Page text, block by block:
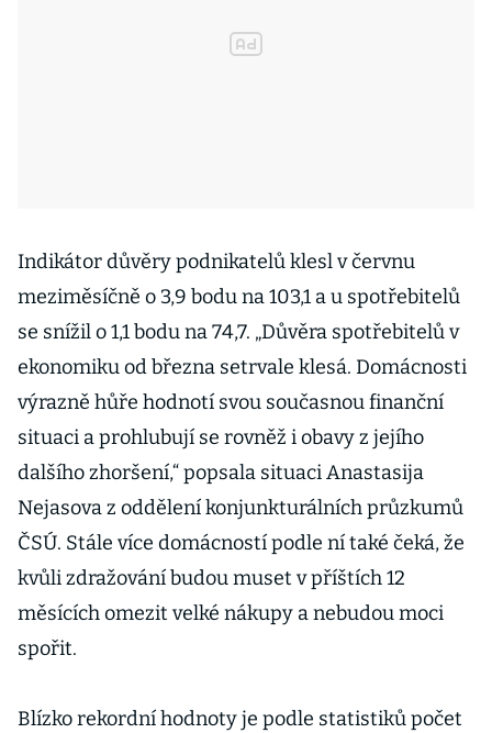
Indikátor důvěry podnikatelů klesl v červnu
meziměsíčně o 3,9 bodu na 103,1 a u spotřebitelů
se snížil o 1,1 bodu na 74,7. „Důvěra spotřebitelů v
ekonomiku od března setrvale klesá. Domácnosti
výrazně hůře hodnotí svou současnou finanční
situaci a prohlubují se rovněž i obavy z jejího
dalšího zhoršení,“ popsala situaci Anastasija
Nejasova z oddělení konjunkturálních průzkumů
ČSÚ. Stále více domácností podle ní také čeká, že
kvůli zdražování budou muset v příštích 12
měsících omezit velké nákupy a nebudou moci
spořit.
Blízko rekordní hodnoty je podle statistiků počet